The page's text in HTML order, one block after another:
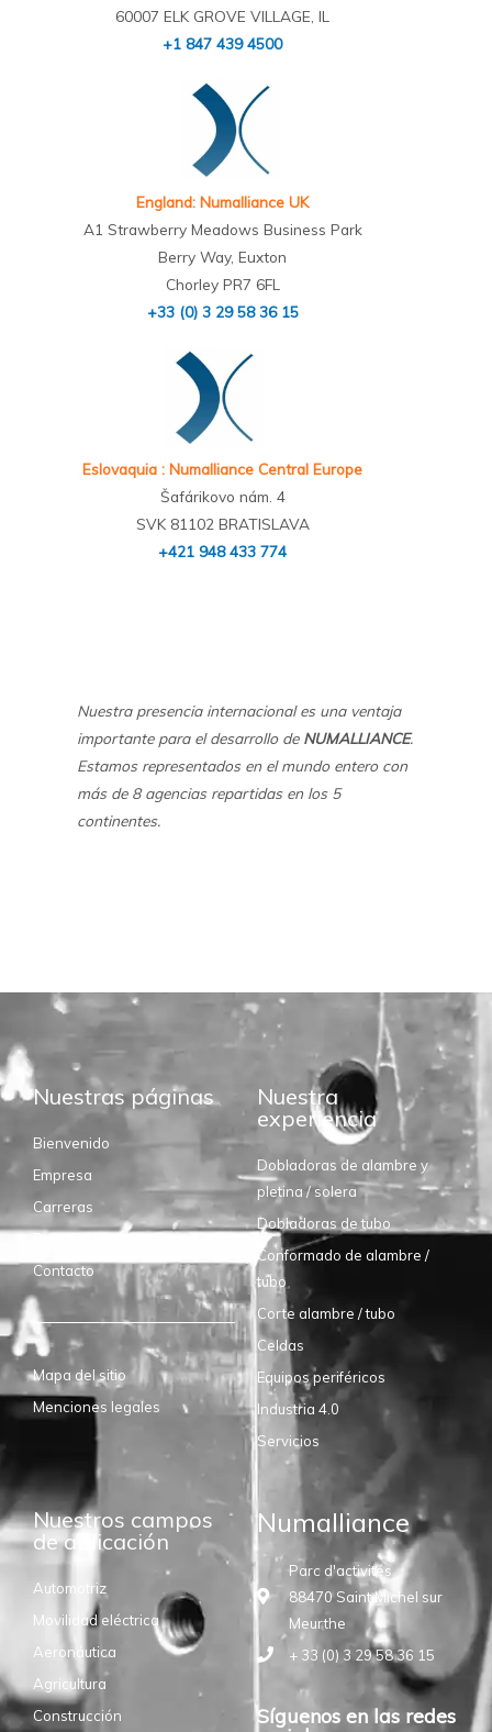
60007 ELK GROVE VILLAGE, IL
+1 847 439 4500
England: Numalliance UK
A1 Strawberry Meadows Business Park
Berry Way, Euxton
Chorley PR7 6FL
+33 (0) 3 29 58 36 15
Eslovaquia : Numalliance Central Europe
Šafárikovo nám. 4
SVK 81102 BRATISLAVA
+421 948 433 774
Nuestra presencia internacional es una ventaja
importante para el desarrollo de NUMALLIANCE.
Estamos representados en el mundo entero con
más de 8 agencias repartidas en los 5
continentes.
Nuestras páginas
Bienvenido
Empresa
Carreras
Proveedores
Contacto
Mapa del sitio
Menciones legales
Nuestra
experiencia
Dobladoras de alambre y
pletina / solera
Dobladoras de tubo
Conformado de alambre /
tubo
Corte alambre / tubo
Celdas
Equipos periféricos
Industria 4.0
Servicios
Nuestros campos
de aplicación
Automotriz
Movilidad eléctrica
Aeronáutica
Agricultura
Construcción
Numalliance
Parc d'activités
88470 Saint Michel sur
Meurthe
+ 33 (0) 3 29 58 36 15
Síguenos en las redes